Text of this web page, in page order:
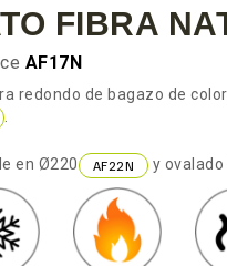
FIBRA
AF17N
redondo de bagazo de
.
en Ø220 AF22N y